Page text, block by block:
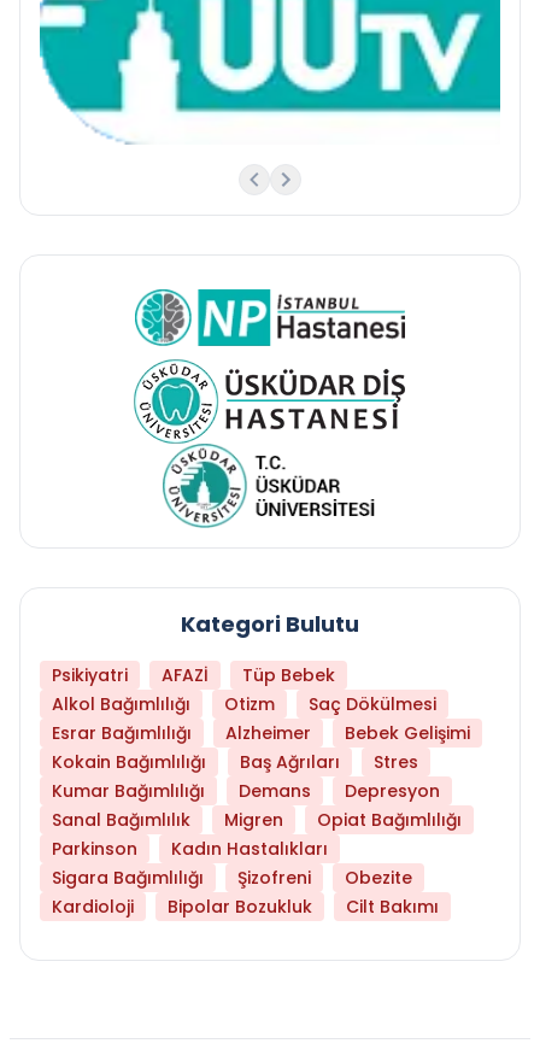
Kategori Bulutu
Psikiyatri AFAZİ
Tüp Bebek
Alkol Bağımlılığı
Otizm
Saç Dökülmesi
Esrar Bağımlılığı
Alzheimer
Bebek Gelişimi
Kokain Bağımlılığı
Baş Ağrıları
Stres
Kumar Bağımlılığı
Demans
Depresyon
Sanal Bağımlılık
Migren
Opiat Bağımlılığı
Parkinson
Kadın Hastalıkları
Sigara Bağımlılığı
Şizofreni
Obezite
Kardioloji
Bipolar Bozukluk Cilt Bakımı